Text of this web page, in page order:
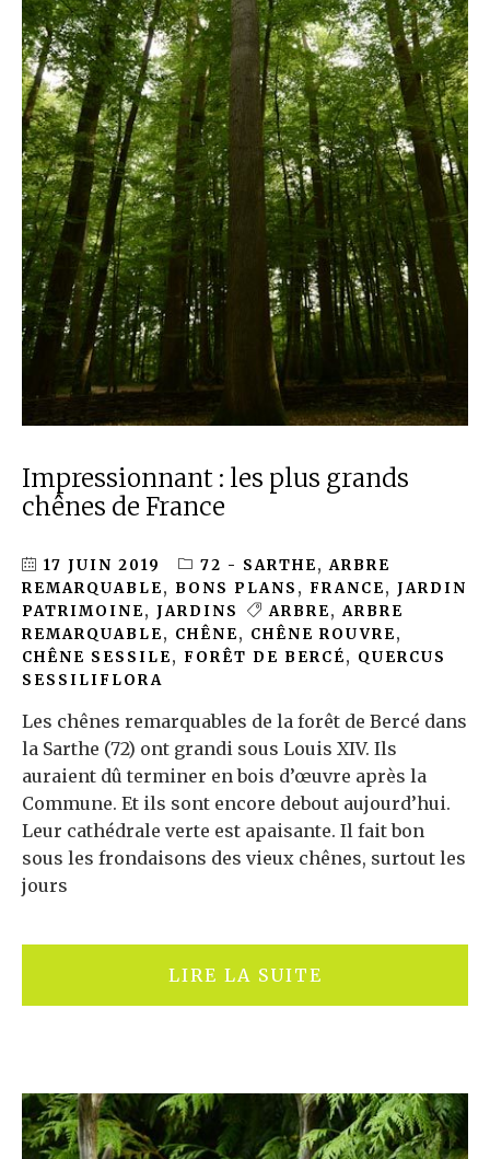
Impressionnant : les plus grands
chênes de France
17 JUIN 2019 72 - SARTHE,ARBRE
REMARQUABLE, BONS PLANS , FRANCE, JARDIN
PATRIMOINE, JARDINS ARBRE,ARBRE
REMARQUABLE, CHÊNE, CHÊNE ROUVRE,
CHÊNE SESSILE, FORÊT DE BERCÉ, QUERCUS
SESSILIFLORA
Les chênes remarquables de la forêt de Bercé dans
la Sarthe (72) ont grandi sous Louis XIV. Ils
auraient dû terminer en bois d’œuvre après la
Commune. Et ils sont encore debout aujourd’hui.
Leur cathédrale verte est apaisante. Il fait bon
sous les frondaisons des vieux chênes, surtout les
jours
LIRE LA SUITE